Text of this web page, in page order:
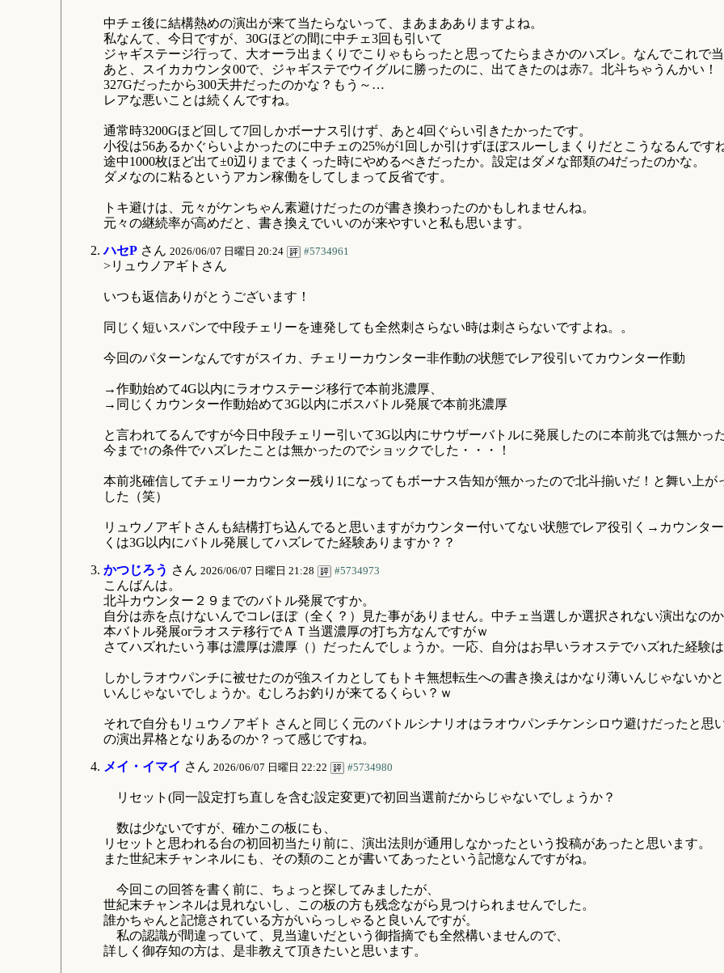
中チェ後に結構熱めの演出が来て当たらないって、まあまあありますよね。
私なんて、今日ですが、30Gほどの間に中チェ3回も引いて
ジャギステージ行って、大オーラ出まくりでこりゃもらったと思ってたらまさかのハズレ。なんでこれで
あと、スイカカウンタ00で、ジャギステでウイグルに勝ったのに、出てきたのは赤7。北斗ちゃうんかい！
327Gだったから300天井だったのかな？もう～…
レアな悪いことは続くんですね。
通常時3200Gほど回して7回しかボーナス引けず、あと4回ぐらい引きたかったです。
小役は56あるかぐらいよかったのに中チェの25%が1回しか引けずほぼスルーしまくりだとこうなるんです
途中1000枚ほど出て±0辺りまでまくった時にやめるべきだったか。設定はダメな部類の4だったのかな。
ダメなのに粘るというアカン稼働をしてしまって反省です。
トキ避けは、元々がケンちゃん素避けだったのが書き換わったのかもしれませんね。
元々の継続率が高めだと、書き換えでいいのが来やすいと私も思います。
ハセPさん 2026/06/07 日曜日 20:24 #5734961
>リュウノアギトさん
いつも返信ありがとうございます！
同じく短いスパンで中段チェリーを連発しても全然刺さらない時は刺さらないですよね。。
今回のパターンなんですがスイカ、チェリーカウンター非作動の状態でレア役引いてカウンター作動
→作動始めて4G以内にラオウステージ移行で本前兆濃厚、
→同じくカウンター作動始めて3G以内にボスバトル発展で本前兆濃厚
と言われてるんですが今日中段チェリー引いて3G以内にサウザーバトルに発展したのに本前兆では無かっ
今まで↑の条件でハズレたことは無かったのでショックでした・・・！
本前兆確信してチェリーカウンター残り1になってもボーナス告知が無かったので北斗揃いだ！と舞い上
した（笑）
リュウノアギトさんも結構打ち込んでると思いますがカウンター付いてない状態でレア役引く→カウンタ
くは3G以内にバトル発展してハズレてた経験ありますか？？
かつじろう さん 2026/06/07 日曜日 21:28 #5734973
こんばんは。
北斗カウンター２９までのバトル発展ですか。
自分は赤を点けないんでコレほぼ（全く？）見た事がありません。中チェ当選しか選択されない演出なの
本バトル発展orラオステ移行でＡＴ当選濃厚の打ち方なんですがｗ
さてハズれたいう事は濃厚は濃厚（）だったんでしょうか。一応、自分はお早いラオステでハズれた経験
しかしラオウパンチに被せたのが強スイカとしてもトキ無想転生への書き換えはかなり薄いんじゃないか
いんじゃないでしょうか。むしろお釣りが来てるくらい？ｗ
それで自分もリュウノアギト さんと同じく元のバトルシナリオはラオウパンチケンシロウ避けだったと思
の演出昇格となりあるのか？って感じですね。
メイ・イマイ さん 2026/06/07 日曜日 22:22 #5734980
リセット(同一設定打ち直しを含む設定変更)で初回当選前だからじゃないでしょうか？
数は少ないですが、確かこの板にも、
リセットと思われる台の初回初当たり前に、演出法則が通用しなかったという投稿があったと思います。
また世紀末チャンネルにも、その類のことが書いてあったという記憶なんですがね。
今回この回答を書く前に、ちょっと探してみましたが、
世紀末チャンネルは見れないし、この板の方も残念ながら見つけられませんでした。
誰かちゃんと記憶されている方がいらっしゃると良いんですが。
私の認識が間違っていて、見当違いだという御指摘でも全然構いませんので、
詳しく御存知の方は、是非教えて頂きたいと思います。